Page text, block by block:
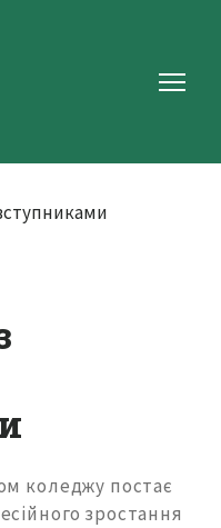
коледжу постає
зростання